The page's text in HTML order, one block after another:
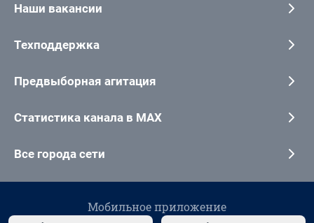
Наши вакансии
Техподдержка
Предвыборная агитация
Статистика канала в MAX
Все города сети
Мобильное приложение